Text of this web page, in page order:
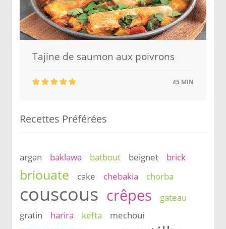
Tajine de saumon aux poivrons
45 MIN
Recettes Préférées
argan baklawa batbout beignet brick
briouate cake chebakia chorba
couscous crêpes
gateau
gratin
harira kefta mechoui